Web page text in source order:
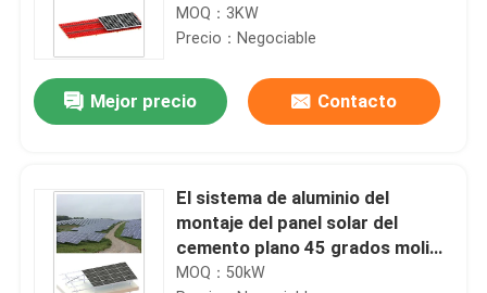
del tejado de teja del gancho de
la casa
MOQ：3KW
Precio：Negociable
Mejor precio Contacto
El sistema de aluminio del
montaje del panel solar del
cemento plano 45 grados molió
MGAS-II
MOQ：50kW